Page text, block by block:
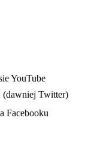
YouTube
(dawniej Twitter)
Facebooku